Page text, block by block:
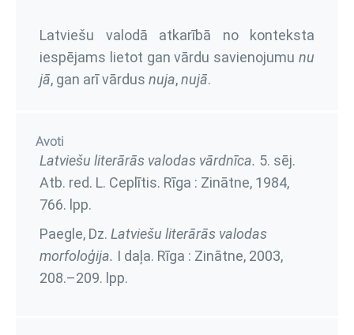
Latviešu valodā atkarībā no konteksta
iespējams lietot gan vārdu savienojumu nu
jā, gan arī vārdus nuja,nujā.
Avoti
Latviešu literārās valodas vārdnīca. 5. sēj.
Atb. red. L. Ceplītis. Rīga : Zinātne, 1984,
766. lpp.
Paegle, Dz. Latviešu literārās valodas
morfoloģija. I daļa. Rīga : Zinātne, 2003,
208.–209. lpp.